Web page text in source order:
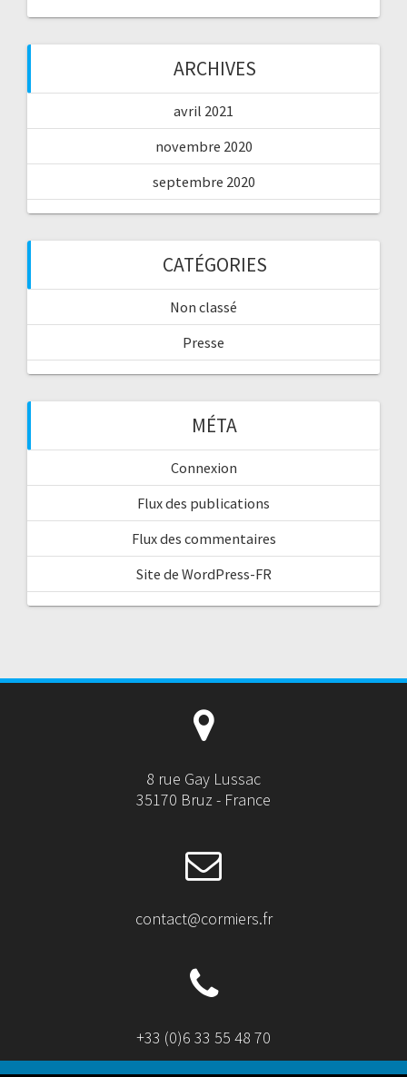
ARCHIVES
avril 2021
novembre 2020
septembre 2020
CATÉGORIES
Non classé
Presse
MÉTA
Connexion
Flux des publications
Flux des commentaires
Site de WordPress-FR
8 rue Gay Lussac
35170 Bruz - France
contact@cormiers.fr
+33 (0)6 33 55 48 70